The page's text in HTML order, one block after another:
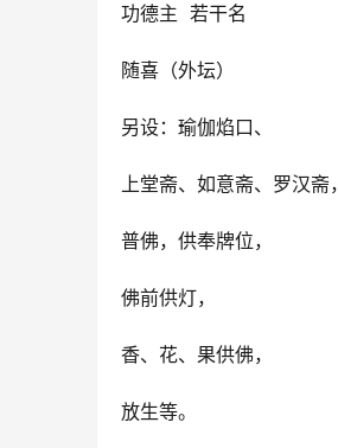
功德主 若干名
随喜（外坛）
另设：瑜伽焰口、
上堂斋、如意斋、罗汉斋，
普佛，供奉牌位，
佛前供灯，
香、花、果供佛，
放生等。